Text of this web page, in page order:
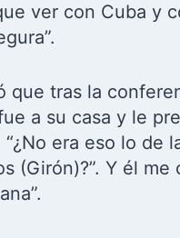
ver con Cuba y
que tras la
a su casa y le
“¿No era eso lo de
(Girón)?”. Y él me